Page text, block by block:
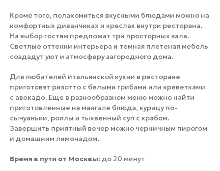
Кроме того, полакомиться вкусными блюдами можно на
комфортных диванчиках и креслах внутри ресторана.
На выбор гостям предложат три просторных зала.
Светлые оттенки интерьера и темная плетеная мебель
создадут уют и атмосферу загородного дома.
Для любителей итальянской кухни в ресторане
приготовят ризотто с белыми грибами или креветками
с авокадо. Еще в разнообразном меню можно найти
приготовленные на мангале блюда, курицу по-
сычуаньки, роллы и тыквенный суп с крабом.
Завершить приятный вечер можно черничным пирогом
и домашним лимонадом.
Время в пути от Москвы: до 20 минут